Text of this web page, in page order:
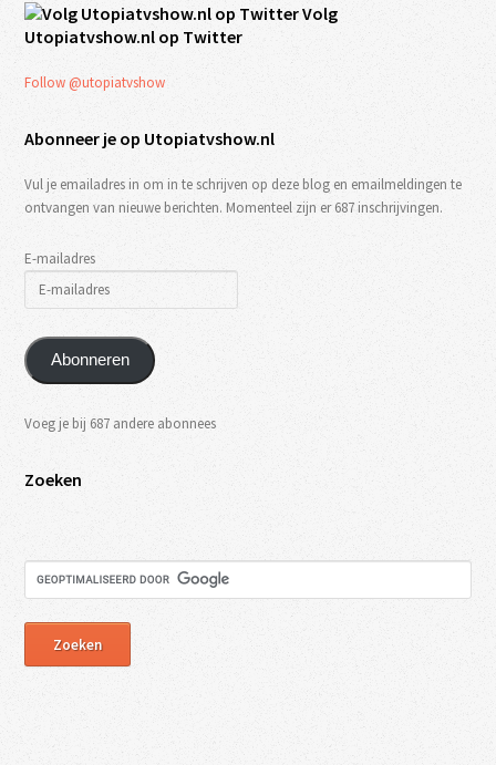
Volg
Utopiatvshow.nl op Twitter
Follow @utopiatvshow
Abonneer je op Utopiatvshow.nl
Vul je emailadres in om in te schrijven op deze blog en emailmeldingen te
ontvangen van nieuwe berichten. Momenteel zijn er 687 inschrijvingen.
E-mailadres
Abonneren
Voeg je bij 687 andere abonnees
Zoeken